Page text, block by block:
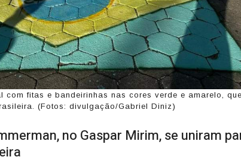
com fitas e bandeirinhas nas cores verde e amarelo,
(Fotos: divulgação/Gabriel Diniz)
no Gaspar Mirim, se uniram